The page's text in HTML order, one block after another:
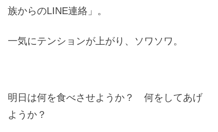
族からのLINE連絡」。
一気にテンションが上がり、ソワソワ。
明日は何を食べさせようか？ 何をしてあげ
ようか？